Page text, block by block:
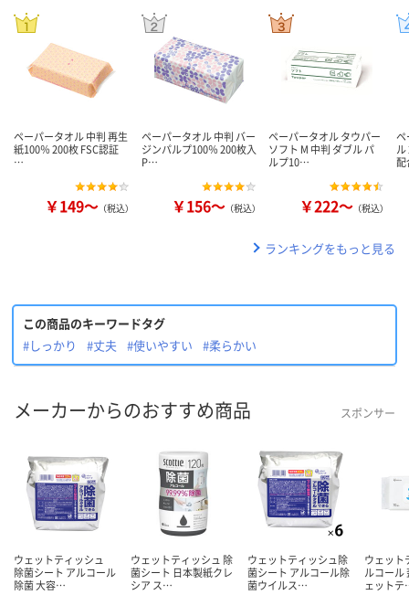
ペーパータオル 中判 再生
紙100％ 200枚 FSC認証
…
￥149～ （税込）
ペーパータオル 中判 バー
ジンパルプ100％ 200枚入
P…
￥156～ （税込）
ペーパータオル タウパー
ソフト M 中判 ダブル パ
ルプ10…
￥222～ （税込）
ペ
ランキングをもっと見る
この商品のキーワードタグ
#しっかり
#丈夫 #使いやすい #柔らかい
メーカーからのおすすめ商品 スポンサー
ウェットティッシュ
除菌シート アルコール
除菌 大容…
ウェットティッシュ 除
菌シート 日本製紙クレ
シア ス…
ウェットティッシュ除
菌シート アルコール除
菌ウイルス…
ウェット
ルコール
ェット